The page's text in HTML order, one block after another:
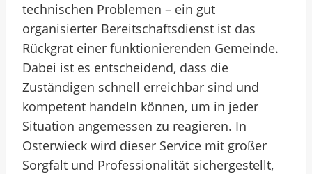
technischen Problemen – ein gut
organisierter Bereitschaftsdienst ist das
Rückgrat einer funktionierenden Gemeinde.
Dabei ist es entscheidend, dass die
Zuständigen schnell erreichbar sind und
kompetent handeln können, um in jeder
Situation angemessen zu reagieren. In
Osterwieck wird dieser Service mit großer
Sorgfalt und Professionalität sichergestellt,